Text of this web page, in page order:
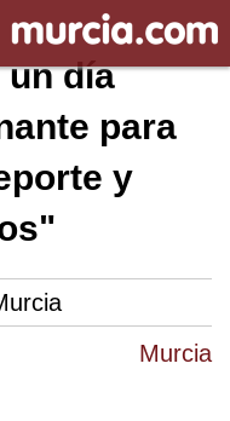
Murcia
un día
para
y